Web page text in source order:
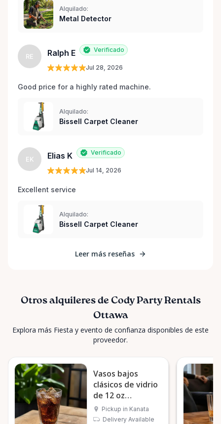
Alquilado:
Metal Detector
RE Ralph E Verificado
Jul 28, 2026
Good price for a highly rated machine.
Alquilado:
Bissell Carpet Cleaner
EK Elias K Verificado
Jul 14, 2026
Excellent service
Alquilado:
Bissell Carpet Cleaner
Leer más reseñas
Otros alquileres de Cody Party Rentals
Ottawa
Explora más Fiesta y evento de confianza disponibles de este
proveedor.
Vasos bajos
clásicos de vidrio
de 12 oz
(selección por
docena)
Pickup in Kanata
Delivery Available